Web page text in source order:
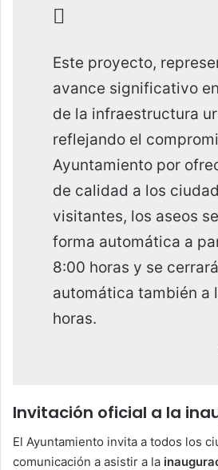
Este proyecto,
avance significativo
de la infraestructura
reflejando el
Ayuntamiento por
de calidad a los
visitantes, los aseos
forma automática a
8:00 horas y se
automática también a
horas.
Invitación oficial a la
El Ayuntamiento invita a todos los
comunicación a asistir a la